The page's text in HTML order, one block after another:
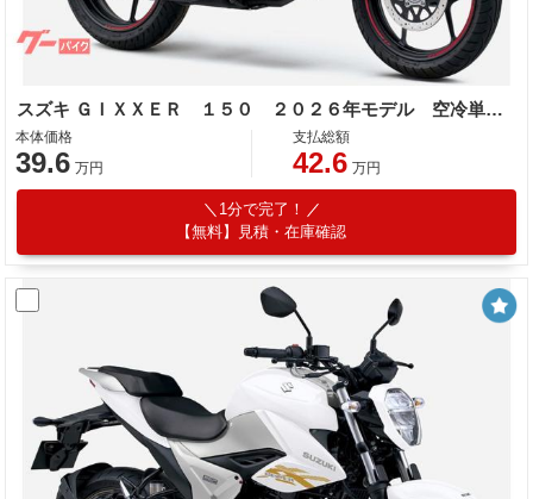
スズキ ＧＩＸＸＥＲ １５０ ２０２６年モデル 空冷単気筒エンジン
本体価格
39.6 万円
支払総額
42.6 万円
1分で完了！
【無料】見積・在庫確認